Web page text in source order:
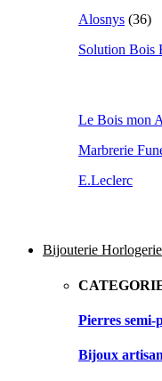
Alosnys (36)
Solution Bois
Le Bois mon
Marbrerie
E.Leclerc
Bijouterie Horlogerie
Pierres semi-
Bijoux